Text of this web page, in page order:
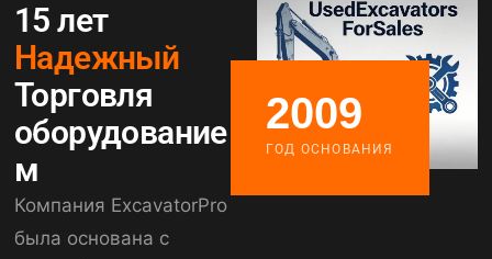
15 лет
Надежный
Торговля
оборудование
м
Компания ExcavatorPro
была основана с
2009
ГОД ОСНОВАНИЯ